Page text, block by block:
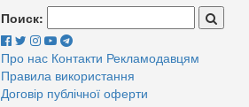
Поиск:
Про нас Контакти Рекламодавцям
Правила використання
Договір публічної оферти